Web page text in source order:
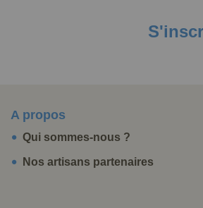
A propos
Qui sommes-nous ?
Nos artisans partenaires